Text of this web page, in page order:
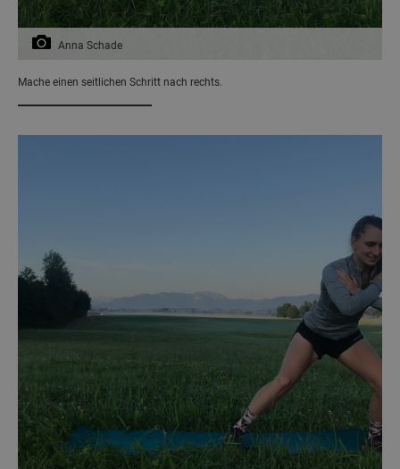
Anna Schade
Mache einen seitlichen Schritt nach rechts.